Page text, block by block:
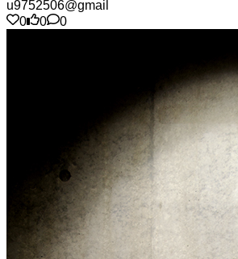
u9752506@gmail
0
0 0